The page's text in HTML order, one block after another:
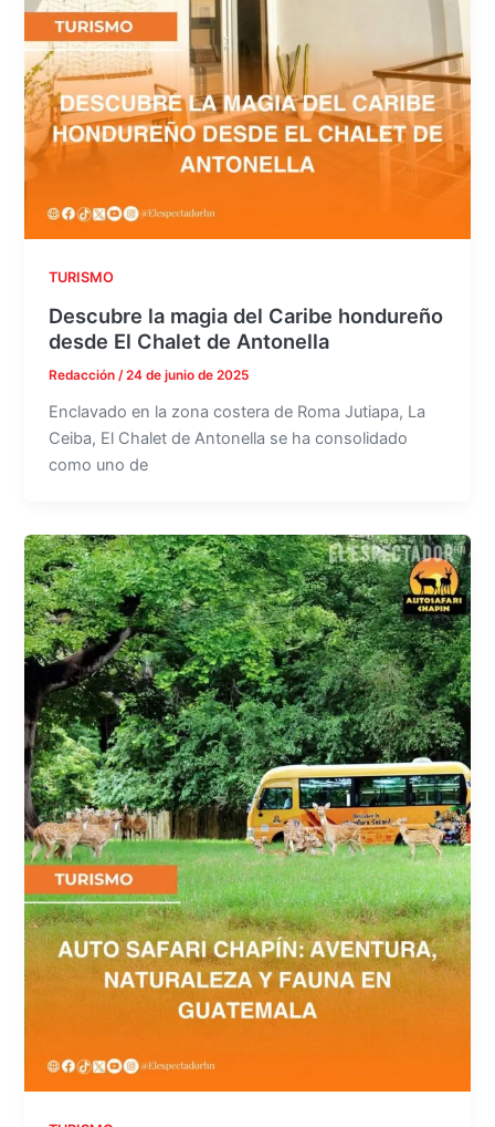
TURISMO
Descubre la magia del Caribe hondureño
desde El Chalet de Antonella
Redacción /24 de junio de 2025
Enclavado en la zona costera de Roma Jutiapa, La
Ceiba, El Chalet de Antonella se ha consolidado
como uno de